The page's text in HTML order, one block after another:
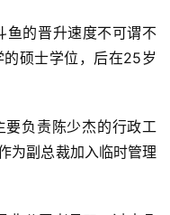
鱼的晋升速度不可谓不
硕士学位，后在25岁
负责陈少杰的行政工
为副总裁加入临时管理